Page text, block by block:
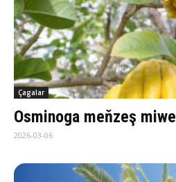
Çagalar
Os­mi­no­ga meň­zeş mi­we
2026-03-06